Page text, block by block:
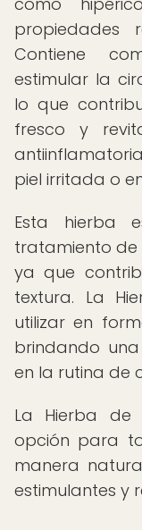
propiedades
Contiene
estimular la
lo que
fresco y
piel irritada o
Esta hierba
tratamiento
ya que
textura. La
utilizar en
brindando
en la rutina de
La Hierba de
opción para
manera
estimulantes y